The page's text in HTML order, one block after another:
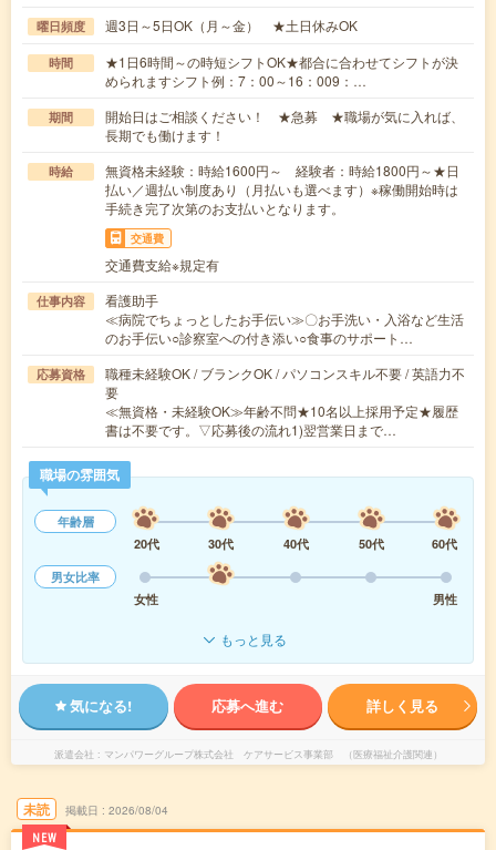
曜日頻度 週3日～5日OK（月～金） ★土日休みOK
時間
★1日6時間～の時短シフトOK★都合に合わせてシフトが決
められますシフト例：7：00～16：009：…
期間
開始日はご相談ください！ ★急募 ★職場が気に入れば、
長期でも働けます！
時給
無資格未経験：時給1600円～ 経験者：時給1800円～★日
払い／週払い制度あり（月払いも選べます）※稼働開始時は
手続き完了次第のお支払いとなります。
交通費
交通費支給※規定有
仕事内容
看護助手
≪病院でちょっとしたお手伝い≫〇お手洗い・入浴など生活
のお手伝い○診察室への付き添い○食事のサポート…
応募資格
職種未経験OK / ブランクOK / パソコンスキル不要 / 英語力不
要
≪無資格・未経験OK≫年齢不問★10名以上採用予定★履歴
書は不要です。▽応募後の流れ1)翌営業日まで…
職場の雰囲気
年齢層
20代
30代 40代 50代
60代
男女比率
女性
男性
もっと見る
気になる! 応募へ進む 詳しく見る
派遣会社 マンパワーグループ株式会社 ケアサービス事業部 （医療福祉介護関連）
未読
NEW
掲載日 2026/08/04